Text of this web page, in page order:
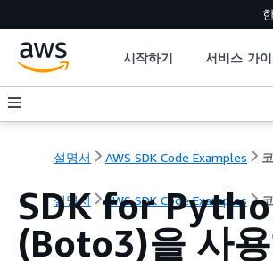
시작하기 서비스 가
설명서 AWS SDK Code Examples
설명서 AWS SDK Code Examples
SDK for
(Boto3)을 사